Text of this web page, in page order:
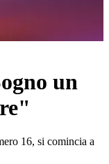
un
16, si comincia a